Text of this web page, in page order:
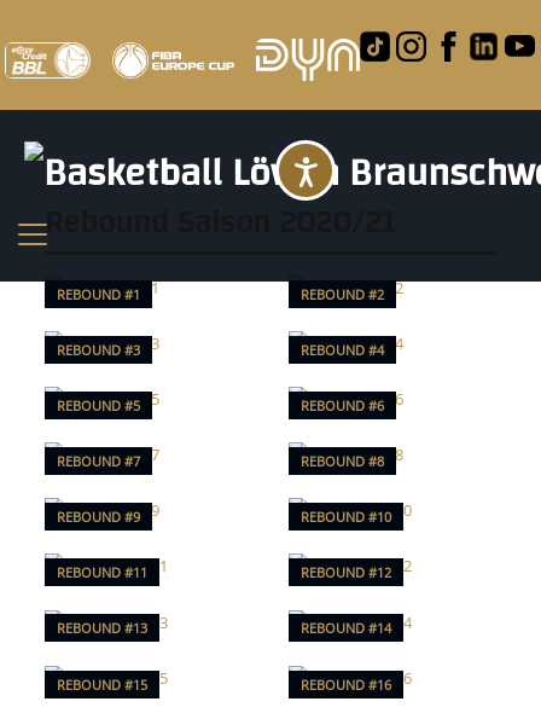
Rebound Saison 2020/21
REBOUND #1 REBOUND #2
REBOUND #3 REBOUND #4
REBOUND #5 REBOUND #6
REBOUND #7 REBOUND #8
REBOUND #9 REBOUND #10
REBOUND #11 REBOUND #12
REBOUND #13 REBOUND #14
REBOUND #15 REBOUND #16